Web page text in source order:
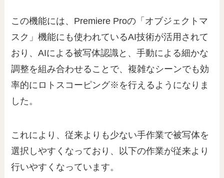
この機能には、Premiere Proの「オブジェクトマ
スク」機能にも使われているAI技術が活用されて
おり、AIによる被写体認識と、手動による細かな
調整を組み合わせることで、複雑なシーンでも効
率的にロトスコーピング※を行えるようになりま
した。
これにより、従来よりも少ない手作業で被写体を
選択しやすくなっており、以下の作業が従来より
行いやすくなっています。